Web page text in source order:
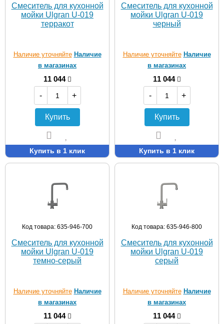
Смеситель для кухонной
мойки Ulgran U-019
терракот
Наличие уточняйте Наличие
в магазинах
11 044
-
+
Купить
Купить в 1 клик
Смеситель для кухонной
мойки Ulgran U-019
черный
Наличие уточняйте Наличие
в магазинах
11 044
-
+
Купить
Купить в 1 клик
Код товара: 635-946-700
Смеситель для кухонной
мойки Ulgran U-019
темно-серый
Наличие уточняйте Наличие
в магазинах
11 044
Код товара: 635-946-800
Смеситель для кухонной
мойки Ulgran U-019
серый
Наличие уточняйте Наличие
в магазинах
11 044